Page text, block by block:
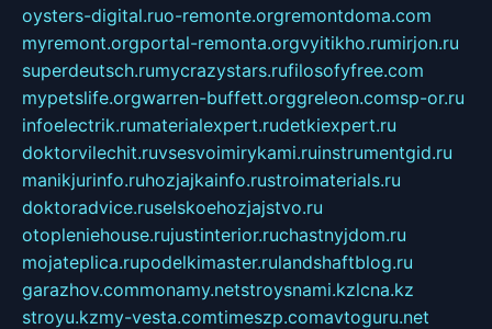
oysters-digital.ruo-remonte.orgremontdoma.com
myremont.orgportal-remonta.orgvyitikho.rumirjon.ru
superdeutsch.rumycrazystars.rufilosofyfree.com
mypetslife.orgwarren-buffett.orggreleon.comsp-or.ru
infoelectrik.rumaterialexpert.rudetkiexpert.ru
doktorvilechit.ruvsesvoimirykami.ruinstrumentgid.ru
manikjurinfo.ruhozjajkainfo.rustroimaterials.ru
doktoradvice.ruselskoehozjajstvo.ru
otopleniehouse.rujustinterior.ruchastnyjdom.ru
mojateplica.rupodelkimaster.rulandshaftblog.ru
garazhov.commonamy.netstroysnami.kzlcna.kz
stroyu.kzmy-vesta.comtimeszp.comavtoguru.net